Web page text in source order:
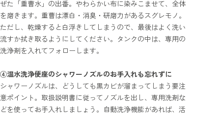
ぜた「重曹水」の出番。やわらかい布に染みこませて、全体
を磨きます。重曹は漂白・消臭・研磨力があるスグレモノ。
ただし、乾燥すると白浮きしてしまうので、最後はよく洗い
流すか拭き取るようにしてください。タンクの中は、専用の
洗浄剤を入れてフォローします。
④温水洗浄便座のシャワーノズルのお手入れも忘れずに
シャワーノズルは、どうしても黒カビが溜まってしまう要注
意ポイント。取扱説明書に従ってノズルを出し、専用洗剤な
どを使ってお手入れしましょう。自動洗浄機能があれば、活